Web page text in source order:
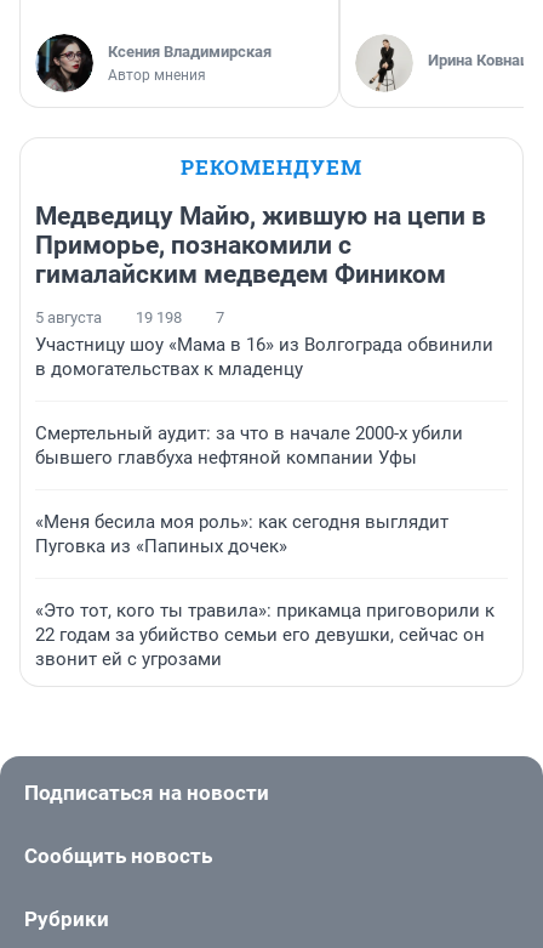
Ксения Владимирская
Автор мнения
Ирина
РЕКОМЕНДУЕМ
Медведицу Майю, жившую на цепи в
Приморье, познакомили с
гималайским медведем Фиником
5 августа 19 198 7
Участницу шоу «Мама в 16» из Волгограда обвинили
в домогательствах к младенцу
Смертельный аудит: за что в начале 2000-х убили
бывшего главбуха нефтяной компании Уфы
«Меня бесила моя роль»: как сегодня выглядит
Пуговка из «Папиных дочек»
«Это тот, кого ты травила»: прикамца приговорили к
22 годам за убийство семьи его девушки, сейчас он
звонит ей с угрозами
Подписаться на новости
Сообщить новость
Рубрики